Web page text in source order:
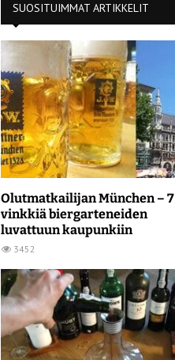
SUOSITUIMMAT ARTIKKELIT
Olutmatkailijan München – 7
vinkkiä biergarteneiden
luvattuun kaupunkiin
3452